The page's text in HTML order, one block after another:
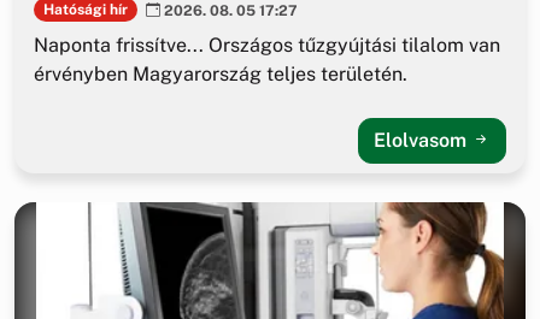
Hatósági hír 2026. 08. 05 17:27
Naponta frissítve... Országos tűzgyújtási tilalom van
érvényben Magyarország teljes területén.
Elolvasom